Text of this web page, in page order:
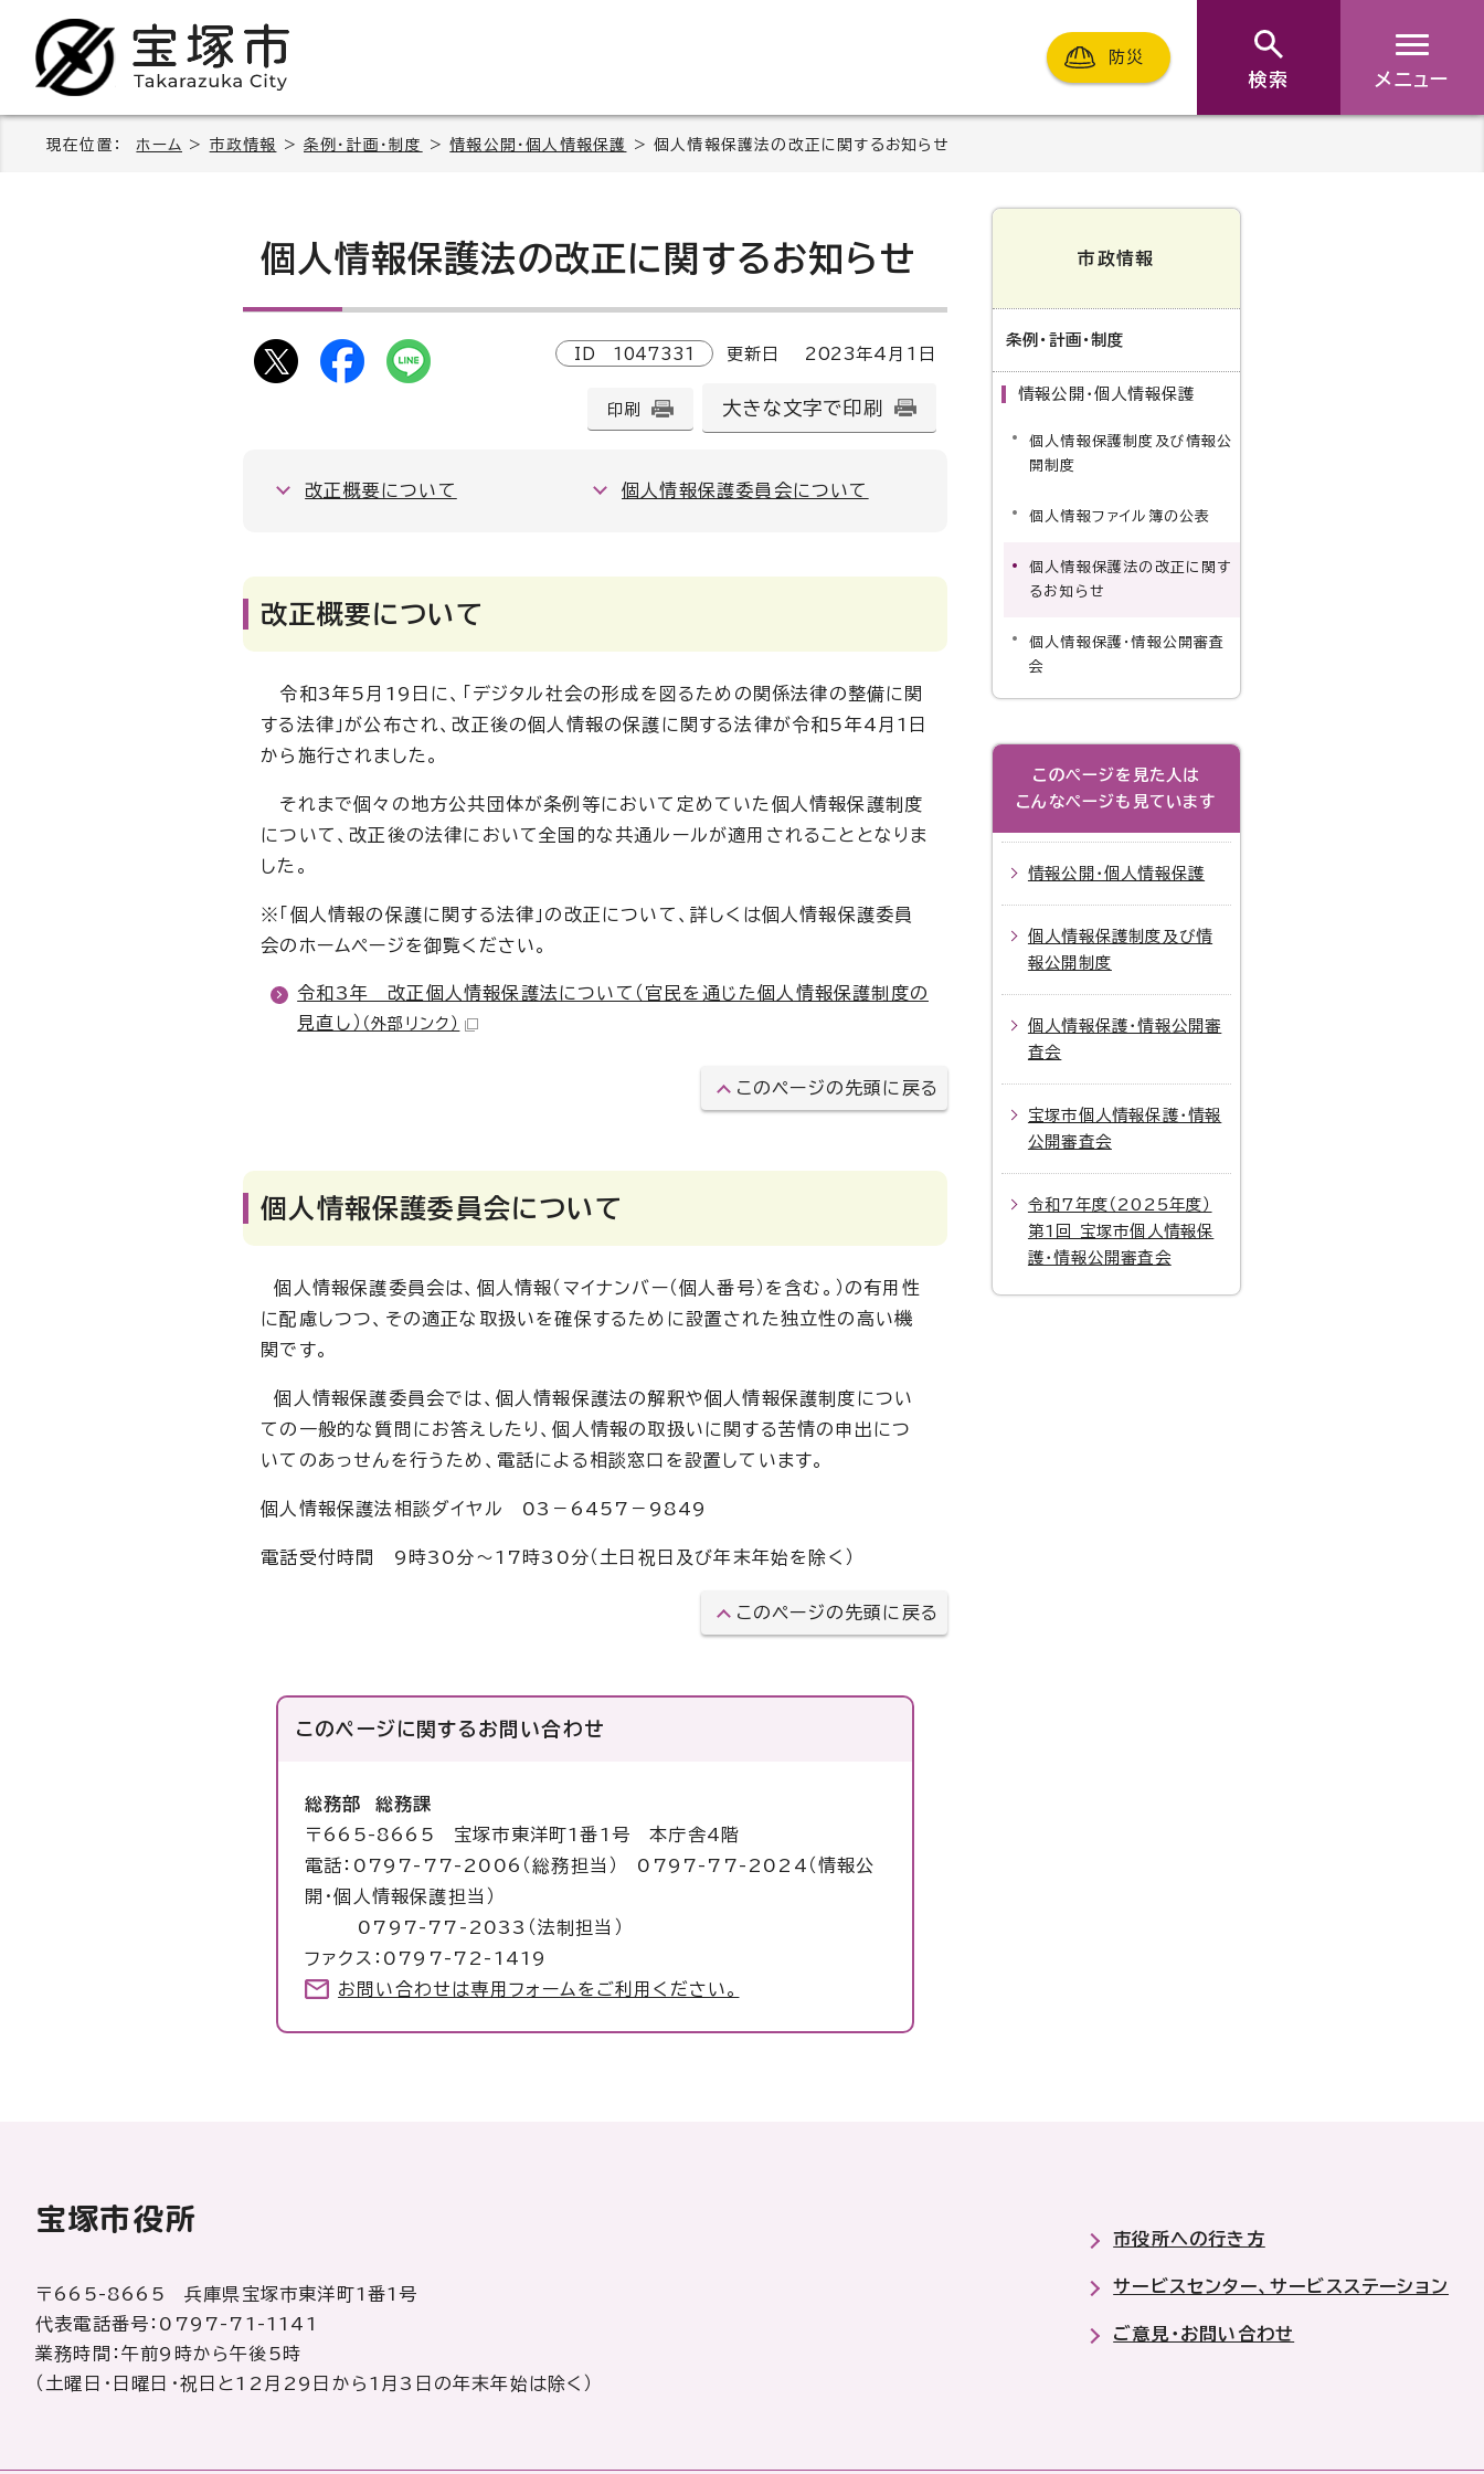
防災
検索 メニュー
現在位置： ホーム > 市政情報 >条例・計画・制度 >情報公開・個人情報保護 > 個人情報保護法の改正に関するお知らせ
個人情報保護法の改正に関するお知らせ
ID 1047331 更新日 2023年4月1日
印刷 大きな文字で印刷
改正概要について 個人情報保護委員会について
改正概要について
令和3年5月19日に、「デジタル社会の形成を図るための関係法律の整備に関
する法律」が公布され、改正後の個人情報の保護に関する法律が令和5年4月1日
から施行されました。
それまで個々の地方公共団体が条例等において定めていた個人情報保護制度
について、改正後の法律において全国的な共通ルールが適用されることとなりま
した。
※「個人情報の保護に関する法律」の改正について、詳しくは個人情報保護委員
会のホームページを御覧ください。
令和3年 改正個人情報保護法について（官民を通じた個人情報保護制度の
見直し） （外部リンク）
このページの先頭に戻る
個人情報保護委員会について
個人情報保護委員会は、個人情報（マイナンバー（個人番号）を含む。）の有用性
に配慮しつつ、その適正な取扱いを確保するために設置された独立性の高い機
関です。
個人情報保護委員会では、個人情報保護法の解釈や個人情報保護制度につい
ての一般的な質問にお答えしたり、個人情報の取扱いに関する苦情の申出につ
いてのあっせんを行うため、電話による相談窓口を設置しています。
個人情報保護法相談ダイヤル 03－6457－9849
電話受付時間 9時30分～17時30分（土日祝日及び年末年始を除く）
このページの先頭に戻る
このページに関する お問い合わせ
総務部 総務課
〒665-8665 宝塚市東洋町1番1号 本庁舎4階
電話：0797-77-2006（総務担当） 0797-77-2024（情報公
開・個人情報保護担当）
0797-77-2033（法制担当）
ファクス：0797-72-1419
お問い合わせは専用フォームをご利用ください。
市政情報
条例・計画・制度
情報公開・個人情報保護
個人情報保護制度及び情報公
開制度
個人情報ファイル簿の公表
個人情報保護法の改正に関す
るお知らせ
個人情報保護・情報公開審査
会
このページを見た人は
こんなページも見ています
情報公開・個人情報保護
個人情報保護制度及び情
報公開制度
個人情報保護・情報公開審
査会
宝塚市個人情報保護・情報
公開審査会
令和7年度（2025年度）
第1回 宝塚市個人情報保
護・情報公開審査会
宝塚市役所
〒665-8665 兵庫県宝塚市東洋町1番1号
代表電話番号：0797-71-1141
業務時間：午前9時から午後5時
（土曜日・日曜日・祝日と12月29日から1月3日の年末年始は除く）
市役所への行き方
サービスセンター、サービスステーション
ご意見・お問い合わせ